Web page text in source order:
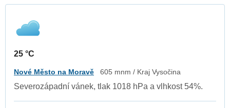
25 °C
Nové Město na Moravě 605 mnm / Kraj Vysočina
Severozápadní vánek, tlak 1018 hPa a vlhkost 54%.